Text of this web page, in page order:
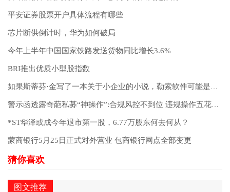
平安证券股票开户具体流程有哪些
芯片断供倒计时，华为如何破局
今年上半年中国国家铁路发送货物同比增长3.6%
BRI推出优质小型股指数
*ST华泽或成今年退市第一股，6.77万股东何去何从？
蒙商银行5月25日正式对外营业 包商银行网点全部变更
图文推荐